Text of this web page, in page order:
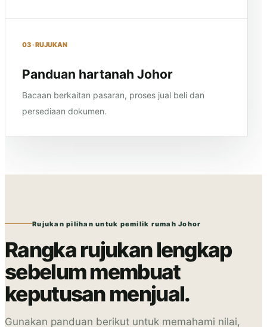
03 · RUJUKAN
Panduan hartanah Johor
Bacaan berkaitan pasaran, proses jual beli dan
persediaan dokumen.
Rujukan pilihan untuk pemilik rumah Johor
Rangka rujukan lengkap
sebelum membuat
keputusan menjual.
Gunakan panduan berikut untuk memahami nilai,